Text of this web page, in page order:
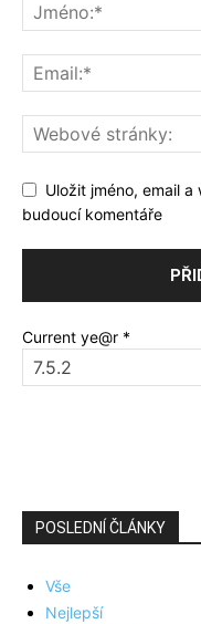
Uložit jméno, email
budoucí komentáře
Current ye@r *
POSLEDNÍ ČLÁNKY
Vše
Nejlepší